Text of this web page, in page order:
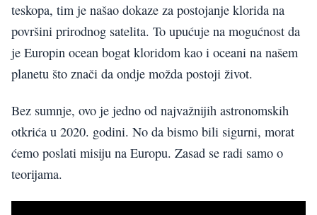
teskopa, tim je našao dokaze za postojanje klorida na
površini prirodnog satelita. To upućuje na mogućnost da
je Europin ocean bogat kloridom kao i oceani na našem
planetu što znači da ondje možda postoji život.
Bez sumnje, ovo je jedno od najvažnijih astronomskih
otkrića u 2020. godini. No da bismo bili sigurni, morat
ćemo poslati misiju na Europu. Zasad se radi samo o
teorijama.